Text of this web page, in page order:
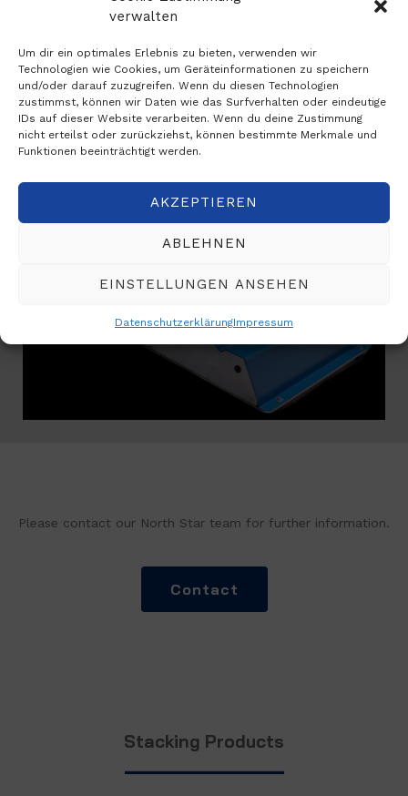
verwalten
Um dir ein optimales Erlebnis zu bieten, verwenden wir
Technologien wie Cookies, um Geräteinformationen zu speichern
und/oder darauf zuzugreifen. Wenn du diesen Technologien
zustimmst, können wir Daten wie das Surfverhalten oder eindeutige
IDs auf dieser Website verarbeiten. Wenn du deine Zustimmung
nicht erteilst oder zurückziehst, können bestimmte Merkmale und
Funktionen beeinträchtigt werden.
AKZEPTIEREN
ABLEHNEN
EINSTELLUNGEN ANSEHEN
DatenschutzerklärungImpressum
Please contact our North Star team for further information.
Contact
Stacking Products